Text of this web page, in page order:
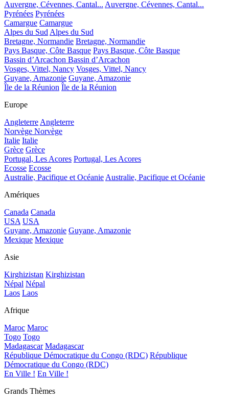
Auvergne, Cévennes, Cantal... Auvergne, Cévennes, Cantal...
Pyrénées Pyrénées
Camargue Camargue
Alpes du Sud Alpes du Sud
Bretagne, Normandie Bretagne, Normandie
Pays Basque, Côte Basque Pays Basque, Côte Basque
Bassin d’Arcachon Bassin d’Arcachon
Vosges, Vittel, Nancy Vosges, Vittel, Nancy
Guyane, Amazonie Guyane, Amazonie
Île de la Réunion Île de la Réunion
Europe
Angleterre Angleterre
Norvège Norvège
Italie Italie
Grèce Grèce
Portugal, Les Acores Portugal, Les Acores
Ecosse Ecosse
Australie, Pacifique et Océanie Australie, Pacifique et Océanie
Amériques
Canada Canada
USA USA
Guyane, Amazonie Guyane, Amazonie
Mexique Mexique
Asie
Kirghizistan Kirghizistan
Népal Népal
Laos Laos
Afrique
Maroc Maroc
Togo Togo
Madagascar Madagascar
République Démocratique du Congo (RDC) République
Démocratique du Congo (RDC)
En Ville ! En Ville !
Grands Thèmes